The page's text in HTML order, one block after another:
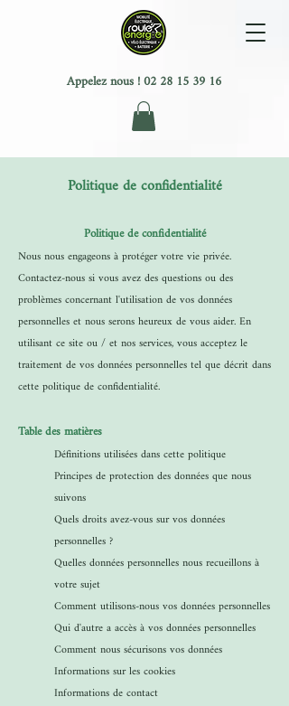
Appelez nous !02 28 15 39 16
Politique de confidentialité
Politique de confidentialité
Nous nous engageons à protéger votre vie privée.
Contactez-nous si vous avez des questions ou des
problèmes concernant l'utilisation de vos données
personnelles et nous serons heureux de vous aider. En
utilisant ce site ou / et nos services, vous acceptez le
traitement de vos données personnelles tel que décrit dans
cette politique de confidentialité.
Table des matières
Définitions utilisées dans cette politique
Principes de protection des données que nous
suivons
Quels droits avez-vous sur vos données
personnelles ?
Quelles données personnelles nous recueillons à
votre sujet
Comment utilisons-nous vos données personnelles
Qui d'autre a accès à vos données personnelles
Comment nous sécurisons vos données
Informations sur les cookies
Informations de contact